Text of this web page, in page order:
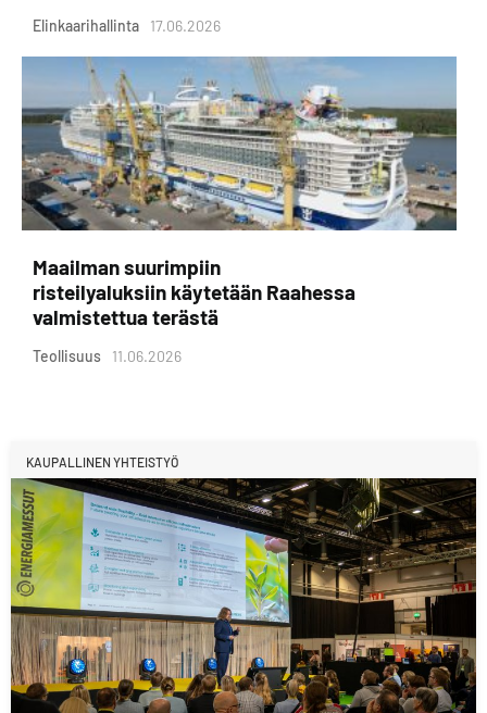
Elinkaarihallinta 17.06.2026
Maailman suurimpiin
risteilyaluksiin käytetään Raahessa
valmistettua terästä
Teollisuus 11.06.2026
KAUPALLINEN YHTEISTYÖ